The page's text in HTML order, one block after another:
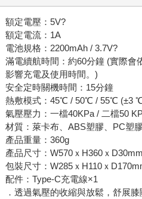
額定電壓：5V?
額定電流：1A
電池規格：2200mAh / 3.7V?
滿電續航時間：約60分鐘 (實際會
影響充電及使用時間。)
安全定時關機時間：15分鐘
熱敷模式：45℃ / 50℃ / 55℃ (±3
氣壓壓力：一檔40KPa / 二檔50
材質：萊卡布、ABS塑膠、PC塑膠
產品重量：360g
產品尺寸：W570ｘH360ｘ
包裝尺寸：W285ｘH110ｘ
配件：Type-C充電線×1
．透過氣壓的收縮與放鬆，舒展